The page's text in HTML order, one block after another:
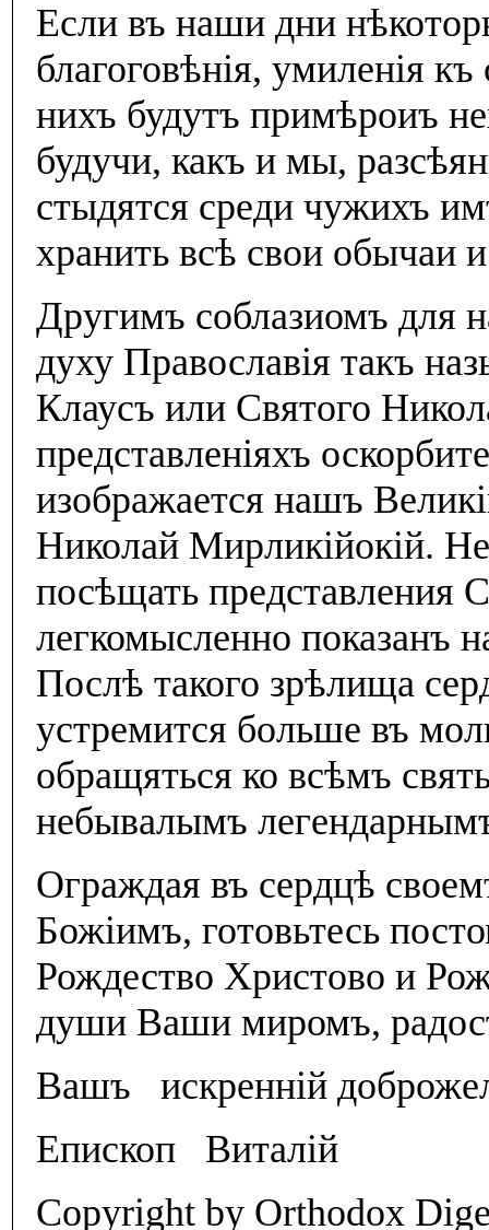
Если въ наши дни
благоговѣнiя, умиленiя
нихъ будутъ примѣроиъ
будучи, какъ и мы,
стыдятся среди чужихъ
хранить всѣ свои обычаи
Другимъ соблазиомъ для
духу Православiя такъ
Клаусъ или Святого
представленiяхъ
изображается нашъ
Николай Мирликiйокiй.
посѣщать представления
легкомысленно показанъ
Послѣ такого зрѣлища
устремится больше въ
обращяться ко всѣмъ
небывалымъ
Ограждая въ сердцѣ
Божiимъ, готовьтесь
Рождество Христово и
души Ваши миромъ,
Вашъ искреннiй
Епископ Виталiй
Copyright by Orthodox